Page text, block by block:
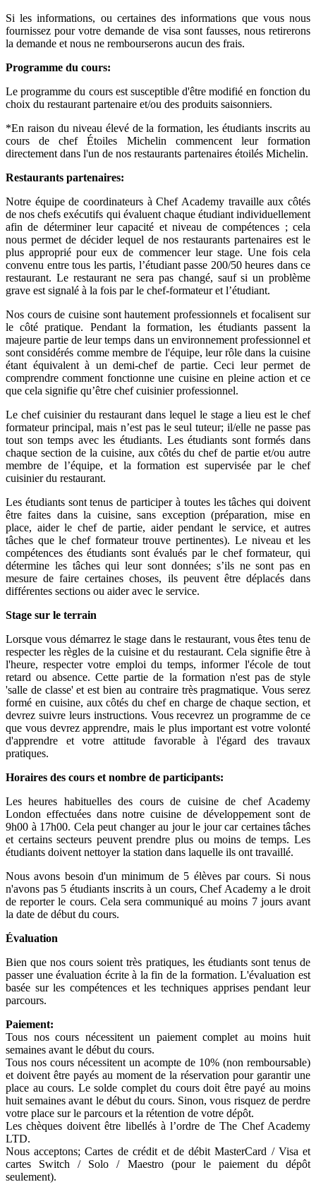
Si les informations, ou certaines des informations que vous nous
fournissez pour votre demande de visa sont fausses, nous retirerons
la demande et nous ne rembourserons aucun des frais.
Programme du cours:
Le programme du cours est susceptible d'être modifié en fonction du
choix du restaurant partenaire et/ou des produits saisonniers.
*En raison du niveau élevé de la formation, les étudiants inscrits au
cours de chef Étoiles Michelin commencent leur formation
directement dans l'un de nos restaurants partenaires étoilés Michelin.
Restaurants partenaires:
Notre équipe de coordinateurs à Chef Academy travaille aux côtés
de nos chefs exécutifs qui évaluent chaque étudiant individuellement
afin de déterminer leur capacité et niveau de compétences ; cela
nous permet de décider lequel de nos restaurants partenaires est le
plus approprié pour eux de commencer leur stage. Une fois cela
convenu entre tous les partis, l’étudiant passe 200/50 heures dans ce
restaurant. Le restaurant ne sera pas changé, sauf si un problème
grave est signalé à la fois par le chef-formateur et l’étudiant.
Nos cours de cuisine sont hautement professionnels et focalisent sur
le côté pratique. Pendant la formation, les étudiants passent la
majeure partie de leur temps dans un environnement professionnel et
sont considérés comme membre de l'équipe, leur rôle dans la cuisine
étant équivalent à un demi-chef de partie. Ceci leur permet de
comprendre comment fonctionne une cuisine en pleine action et ce
que cela signifie qu’être chef cuisinier professionnel.
Le chef cuisinier du restaurant dans lequel le stage a lieu est le chef
formateur principal, mais n’est pas le seul tuteur; il/elle ne passe pas
tout son temps avec les étudiants. Les étudiants sont formés dans
chaque section de la cuisine, aux côtés du chef de partie et/ou autre
membre de l’équipe, et la formation est supervisée par le chef
cuisinier du restaurant.
Les étudiants sont tenus de participer à toutes les tâches qui doivent
être faites dans la cuisine, sans exception (préparation, mise en
place, aider le chef de partie, aider pendant le service, et autres
tâches que le chef formateur trouve pertinentes). Le niveau et les
compétences des étudiants sont évalués par le chef formateur, qui
détermine les tâches qui leur sont données; s’ils ne sont pas en
mesure de faire certaines choses, ils peuvent être déplacés dans
différentes sections ou aider avec le service.
Stage sur le terrain
Lorsque vous démarrez le stage dans le restaurant, vous êtes tenu de
respecter les règles de la cuisine et du restaurant. Cela signifie être à
l'heure, respecter votre emploi du temps, informer l'école de tout
retard ou absence. Cette partie de la formation n'est pas de style
'salle de classe' et est bien au contraire très pragmatique. Vous serez
formé en cuisine, aux côtés du chef en charge de chaque section, et
devrez suivre leurs instructions. Vous recevrez un programme de ce
que vous devrez apprendre, mais le plus important est votre volonté
d'apprendre et votre attitude favorable à l'égard des travaux
pratiques.
Horaires des cours et nombre de participants:
Les heures habituelles des cours de cuisine de chef Academy
London effectuées dans notre cuisine de développement sont de
9h00 à 17h00. Cela peut changer au jour le jour car certaines tâches
et certains secteurs peuvent prendre plus ou moins de temps. Les
étudiants doivent nettoyer la station dans laquelle ils ont travaillé.
Nous avons besoin d'un minimum de 5 élèves par cours. Si nous
n'avons pas 5 étudiants inscrits à un cours, Chef Academy a le droit
de reporter le cours. Cela sera communiqué au moins 7 jours avant
la date de début du cours.
Évaluation
Bien que nos cours soient très pratiques, les étudiants sont tenus de
passer une évaluation écrite à la fin de la formation. L'évaluation est
basée sur les compétences et les techniques apprises pendant leur
parcours.
Paiement:
Tous nos cours nécessitent un paiement complet au moins huit
semaines avant le début du cours.
Tous nos cours nécessitent un acompte de 10% (non remboursable)
et doivent être payés au moment de la réservation pour garantir une
place au cours. Le solde complet du cours doit être payé au moins
huit semaines avant le début du cours. Sinon, vous risquez de perdre
votre place sur le parcours et la rétention de votre dépôt.
Les chèques doivent être libellés à l’ordre de The Chef Academy
LTD.
Nous acceptons; Cartes de crédit et de débit MasterCard / Visa et
cartes Switch / Solo / Maestro (pour le paiement du dépôt
seulement).